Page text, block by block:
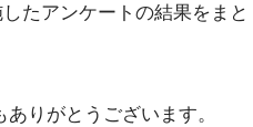
たアンケートの結果をまと
りがとうございます。